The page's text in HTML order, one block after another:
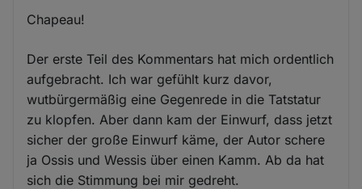
Chapeau!
Der erste Teil des Kommentars hat mich ordentlich
aufgebracht. Ich war gefühlt kurz davor,
wutbürgermäßig eine Gegenrede in die Tatstatur
zu klopfen. Aber dann kam der Einwurf, dass jetzt
sicher der große Einwurf käme, der Autor schere
ja Ossis und Wessis über einen Kamm. Ab da hat
sich die Stimmung bei mir gedreht.